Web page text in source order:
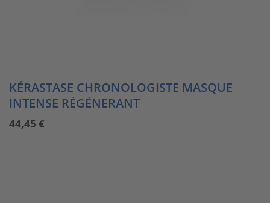
KÉRASTASE CHRONOLOGISTE MASQUE
INTENSE RÉGÉNERANT
44,45 €